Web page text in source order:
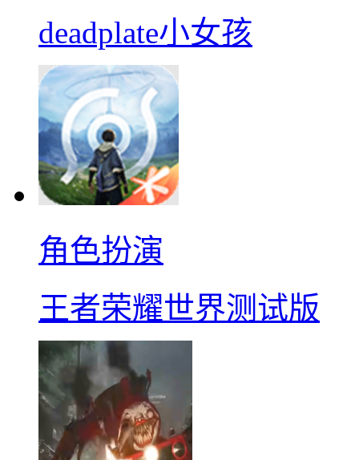
deadplate小女孩
角色扮演
王者荣耀世界测试版